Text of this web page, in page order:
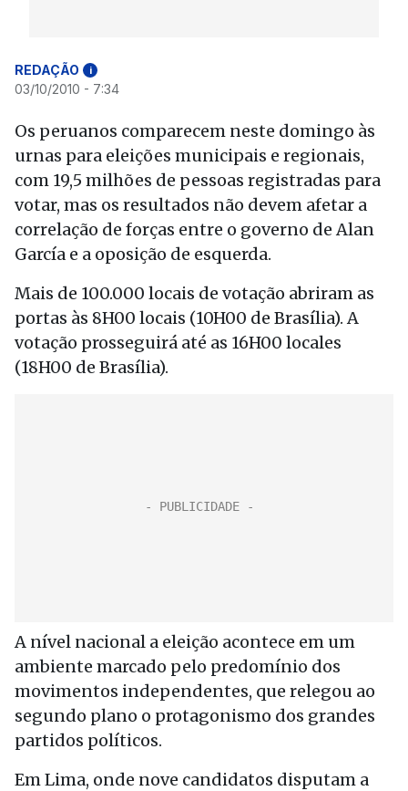
REDAÇÃO i
03/10/2010 - 7:34
Os peruanos comparecem neste domingo às
urnas para eleições municipais e regionais,
com 19,5 milhões de pessoas registradas para
votar, mas os resultados não devem afetar a
correlação de forças entre o governo de Alan
García e a oposição de esquerda.
Mais de 100.000 locais de votação abriram as
portas às 8H00 locais (10H00 de Brasília). A
votação prosseguirá até as 16H00 locales
(18H00 de Brasília).
A nível nacional a eleição acontece em um
ambiente marcado pelo predomínio dos
movimentos independentes, que relegou ao
segundo plano o protagonismo dos grandes
partidos políticos.
Em Lima, onde nove candidatos disputam a